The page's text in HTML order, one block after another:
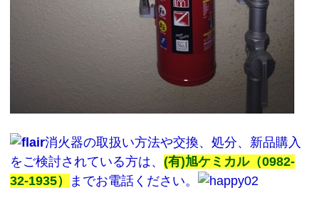
消火器の取扱い方法や交換、処分、新品購入
をご検討されている方は、 (有)旭ケミカル（0982‐
32‐1935）
までお電話ください。